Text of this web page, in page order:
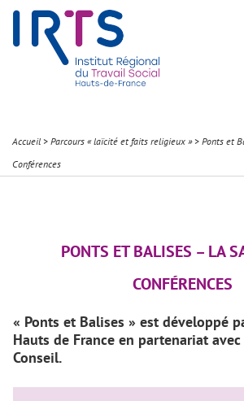
Accueil > Parcours « laïcité et faits religieux »> Ponts et
Conférences
PONTS ET BALISES – LA
CONFÉRENCES
« Ponts et Balises » est développé
Hauts de France en partenariat
Conseil.